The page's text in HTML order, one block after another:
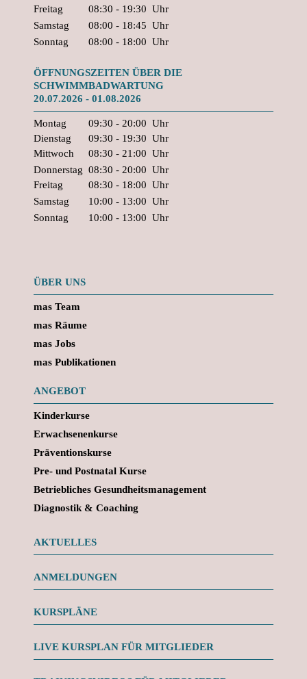
Freitag
08:30 - 19:30 Uhr
Samstag
08:00 - 18:45 Uhr
Sonntag
08:00 - 18:00 Uhr
ÖFFNUNGSZEITEN ÜBER DIE
SCHWIMMBADWARTUNG
20.07.2026 - 01.08.2026
Montag 09:30 - 20:00 Uhr
Dienstag
09:30 - 19:30 Uhr
Mittwoch
08:30 - 21:00 Uhr
Donnerstag 08:30 - 20:00 Uhr
Freitag
08:30 - 18:00 Uhr
Samstag
10:00 - 13:00 Uhr
Sonntag
10:00 - 13:00 Uhr
ÜBER UNS
mas Team
mas Räume
mas Jobs
mas Publikationen
ANGEBOT
Kinderkurse
Erwachsenenkurse
Präventionskurse
Pre- und Postnatal Kurse
Betriebliches Gesundheitsmanagement
Diagnostik & Coaching
AKTUELLES
ANMELDUNGEN
KURSPLÄNE
LIVE KURSPLAN FÜR MITGLIEDER